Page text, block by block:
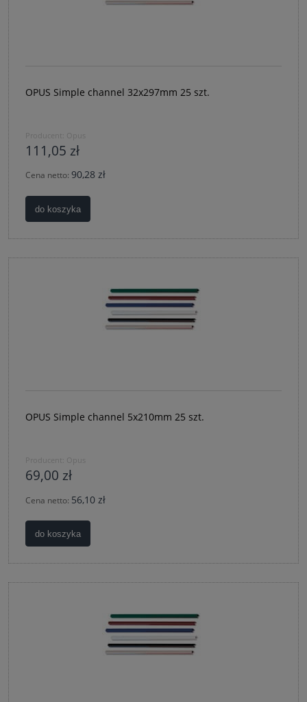
OPUS Simple channel 32x297mm 25 szt.
Producent: Opus
111,05 zł
Cena netto: 90,28 zł
do koszyka
OPUS Simple channel 5x210mm 25 szt.
Producent: Opus
69,00 zł
Cena netto: 56,10 zł
do koszyka